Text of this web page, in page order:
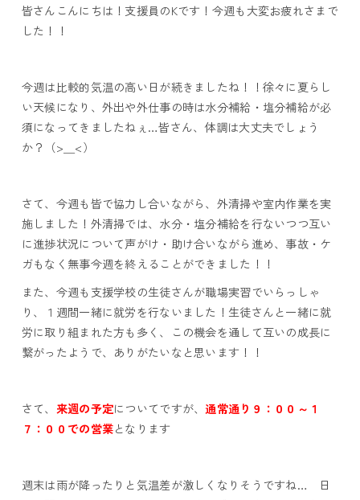
皆さんこんにちは！支援員のKです！今週も大変お疲れさまで
した！！
今週は比較的気温の高い日が続きましたね！！徐々に夏らし
い天候になり、外出や外仕事の時は水分補給・塩分補給が必
須になってきましたねぇ…皆さん、体調は大丈夫でしょう
か？（>＿<）
さて、今週も皆で協力し合いながら、外清掃や室内作業を実
施しました！外清掃では、水分・塩分補給を行ないつつ互い
に進捗状況について声がけ・助け合いながら進め、事故・ケ
ガもなく無事今週を終えることができました！！
また、今週も支援学校の生徒さんが職場実習でいらっしゃ
り、１週間一緒に就労を行ないました！生徒さんと一緒に就
労に取り組まれた方も多く、この機会を通して互いの成長に
繋がったようで、ありがたいなと思います！！
さて、 来週の予定についてですが、 通常通り９：００～１
７：００での営業となります
週末は雨が降ったりと気温差が激しくなりそうですね… 日